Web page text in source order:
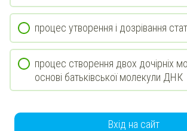
процес утворення і дозрівання
процес створення двох дочірніх
основі батьківської молекули ДНК
Вхід на сайт